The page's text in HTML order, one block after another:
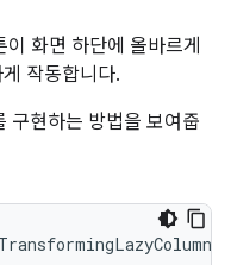
화면 하단에 올바르게
작동합니다.
구현하는 방법을 보여줍